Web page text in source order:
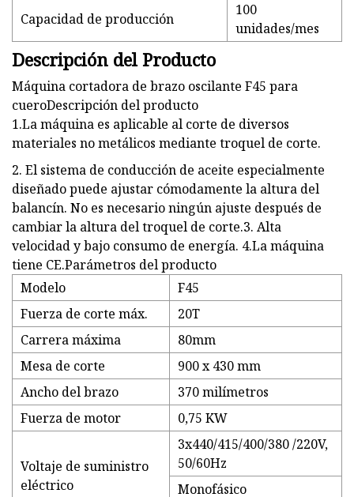
Capacidad de producción
100
unidades/mes
Descripción del Producto
Máquina cortadora de brazo oscilante F45 para
cueroDescripción del producto
1.La máquina es aplicable al corte de diversos
materiales no metálicos mediante troquel de corte.
2. El sistema de conducción de aceite especialmente
diseñado puede ajustar cómodamente la altura del
balancín. No es necesario ningún ajuste después de
cambiar la altura del troquel de corte.3. Alta
velocidad y bajo consumo de energía. 4.La máquina
tiene CE.Parámetros del producto
Modelo
F45
Fuerza de corte máx.
20T
Carrera máxima
80mm
Mesa de corte
900 x 430 mm
Ancho del brazo
370 milímetros
Fuerza de motor
0,75 KW
Voltaje de suministro
eléctrico
3x440/415/400/380 /220V,
50/60Hz
Monofásico